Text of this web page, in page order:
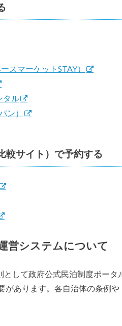
スマーケットSTAY）
タル
ン）
較サイト）で予約する
営システムについて
して政府公式民泊制度ポータ
があります。各自治体の条例や